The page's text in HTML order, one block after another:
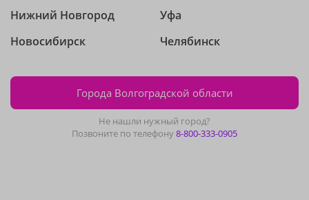
Нижний Новгород
Новосибирск
Уфа
Челябинск
Города Волгоградской области
Не нашли нужный город?
Позвоните по телефону8-800-333-0905